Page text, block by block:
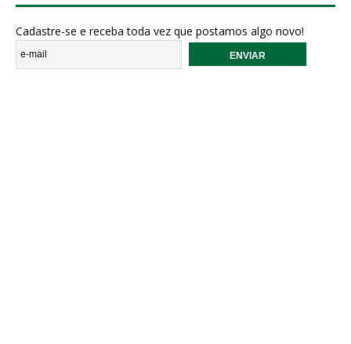
Cadastre-se e receba toda vez que postamos algo novo!